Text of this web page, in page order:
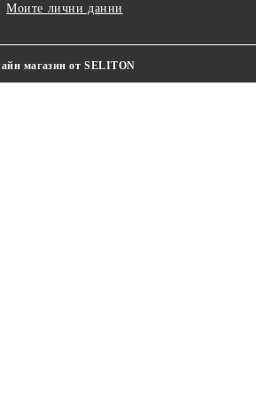
Моите лични данни
магазин от SELITON